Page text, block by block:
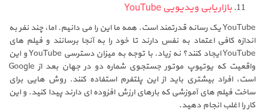
بازاریابی ویدیویی YouTube
YouTube یک رسانه قدرتمند است. همه ما این را می دانیم. اما، چند نفر به
اندازه کافی اعتماد به نفس دارند تا خود را به آنجا برسانند و فیلم های
YouTube ایجاد کنند؟ نه زیاد. با توجه به میزان دسترسی YouTube و این
واقعیت که یوتیوپ موتور جستجوی شماره دو در جهان بعد از Google
است، افراد بیشتری باید از این پلتفرم استفاده کنند. روش هایی برای
ساخت فیلم های آموزشی که بارهای ارزش افزوده ای دارند پیدا کنید. و این
کار را اغلب انجام دهید.